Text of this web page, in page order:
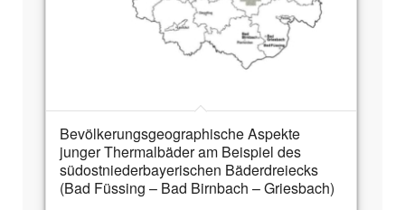
Bevölkerungsgeographische Aspekte
junger Thermalbäder am Beispiel des
südostniederbayerischen Bäderdreiecks
(Bad Füssing – Bad Birnbach – Griesbach)